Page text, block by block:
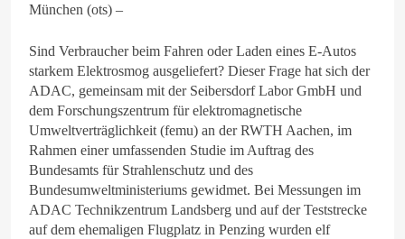
München (ots) –
Sind Verbraucher beim Fahren oder Laden eines E-Autos
starkem Elektrosmog ausgeliefert? Dieser Frage hat sich der
ADAC, gemeinsam mit der Seibersdorf Labor GmbH und
dem Forschungszentrum für elektromagnetische
Umweltverträglichkeit (femu) an der RWTH Aachen, im
Rahmen einer umfassenden Studie im Auftrag des
Bundesamts für Strahlenschutz und des
Bundesumweltministeriums gewidmet. Bei Messungen im
ADAC Technikzentrum Landsberg und auf der Teststrecke
auf dem ehemaligen Flugplatz in Penzing wurden elf